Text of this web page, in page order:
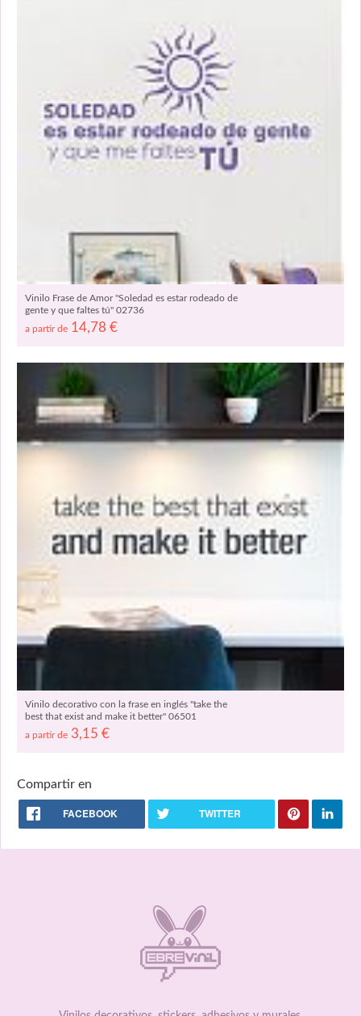
Vinilo Frase de Amor "Soledad es estar rodeado de
gente y que faltes tú" 02736
a partir de 14,78 €
Vinilo decorativo con la frase en inglés "take the
best that exist and make it better" 06501
a partir de 3,15 €
Compartir en
FACEBOOK TWITTER